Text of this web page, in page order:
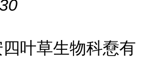
叶草生物科憃有